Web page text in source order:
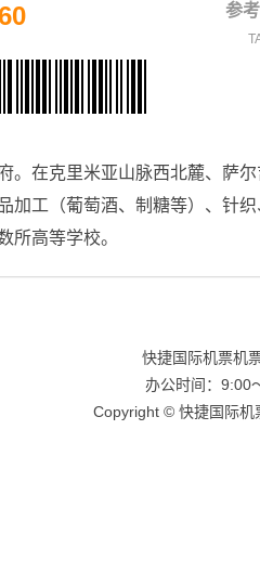
参
。在克里米亚山脉西北麓、萨
加工（葡萄酒、制糖等）、针
所高等学校。
快捷国际机票机
办公时间：9:00
Copyright © 快捷国际机